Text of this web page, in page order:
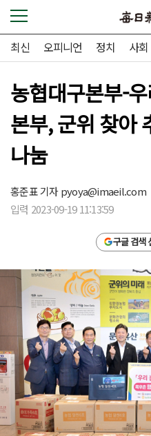
최신 오피니언 정치 사회
농협대구본부-
본부, 군위 찾아
나눔
홍준표 기자pyoya@imaeil.com
입력 2023-09-19 11:13:59
구글 검색